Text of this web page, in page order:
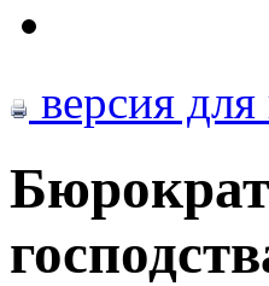
версия для